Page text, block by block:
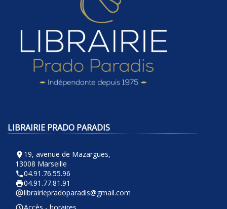
LIBRAIRIE PRADO PARADIS
room 19, avenue de Mazargues,
13008 Marseille
phone04.91.76.55.96
local_printshop04.91.77.81.91
alternate_emaillibrairiepradoparadis@gmail.com